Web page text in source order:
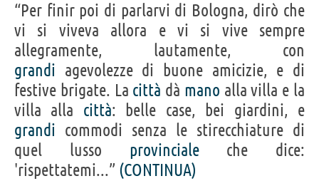
“Per finir poi di parlarvi di Bologna, dirò che
vi si viveva allora e vi si vive sempre
allegramente, lautamente, con
grandi agevolezze di buone amicizie, e di
festive brigate. La città dà mano alla villa e la
villa alla città: belle case, bei giardini, e
grandi commodi senza le stirecchiature di
quel lusso provincialeche dice:
'rispettatemi...” (CONTINUA)